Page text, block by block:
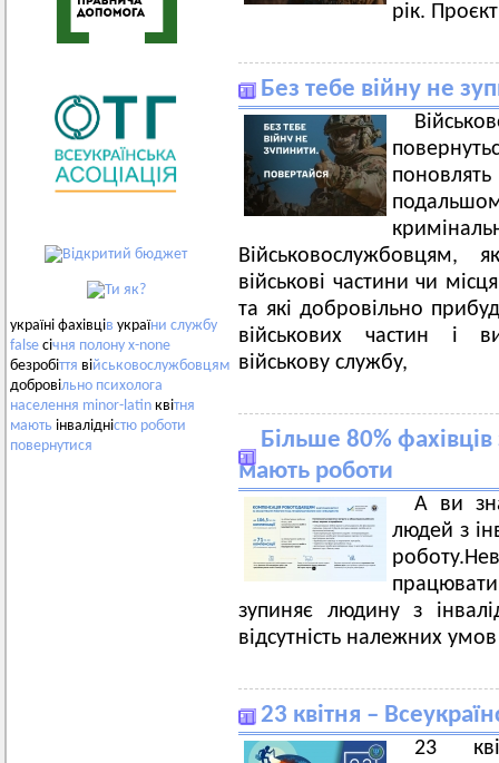
україні фахівців україни службу
false січня полону x-none
безробіття військовослужбовцям
добровільно психолога
населення minor-latin квітня
мають інвалідністю роботи
повернутися
рік.
Без тебе війну не
поновлять
Військовослужбовцям,
військові частини чи
та які добровільно
військових частин і
військову службу,
Більше 80% фахівців
мають роботи
А ви
людей з
роботу.
зупиняє людину з
відсутність належних
23 квітня –
23